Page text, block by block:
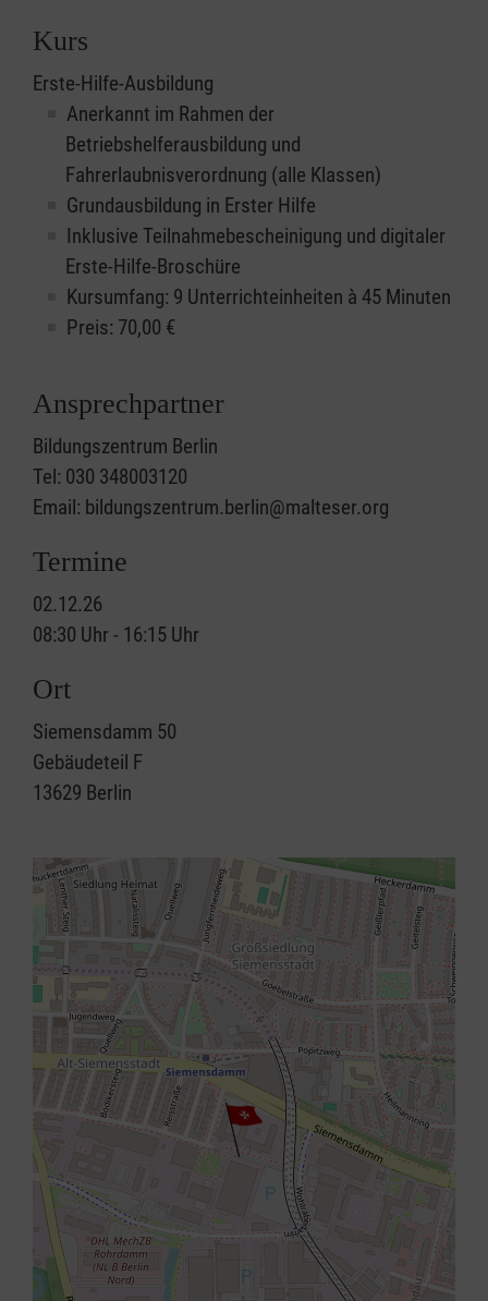
Kurs
Erste-Hilfe-Ausbildung
Anerkannt im Rahmen der
Betriebshelferausbildung und
Fahrerlaubnisverordnung (alle Klassen)
Grundausbildung in Erster Hilfe
Inklusive Teilnahmebescheinigung und digitaler
Erste-Hilfe-Broschüre
Kursumfang: 9 Unterrichteinheiten à 45 Minuten
Preis: 70,00 €
Ansprechpartner
Bildungszentrum Berlin
Tel: 030 348003120
Email: bildungszentrum.berlin@malteser.org
Termine
02.12.26
08:30 Uhr - 16:15 Uhr
Ort
Siemensdamm 50
Gebäudeteil F
13629 Berlin